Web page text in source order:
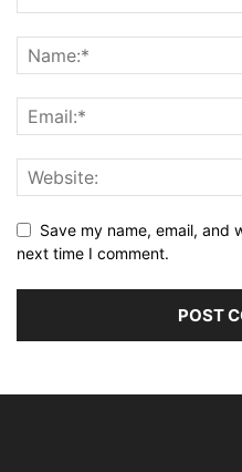
Save my name, email, and
next time I comment.